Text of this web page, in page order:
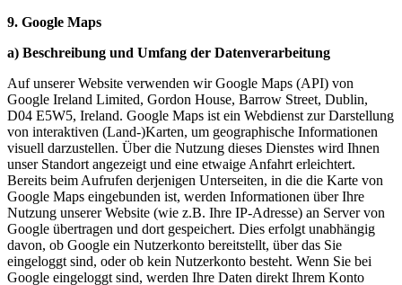
9. Google Maps
a) Beschreibung und Umfang der Datenverarbeitung
Auf unserer Website verwenden wir Google Maps (API) von
Google Ireland Limited, Gordon House, Barrow Street, Dublin,
D04 E5W5, Ireland. Google Maps ist ein Webdienst zur Darstellung
von interaktiven (Land-)Karten, um geographische Informationen
visuell darzustellen. Über die Nutzung dieses Dienstes wird Ihnen
unser Standort angezeigt und eine etwaige Anfahrt erleichtert.
Bereits beim Aufrufen derjenigen Unterseiten, in die die Karte von
Google Maps eingebunden ist, werden Informationen über Ihre
Nutzung unserer Website (wie z.B. Ihre IP-Adresse) an Server von
Google übertragen und dort gespeichert. Dies erfolgt unabhängig
davon, ob Google ein Nutzerkonto bereitstellt, über das Sie
eingeloggt sind, oder ob kein Nutzerkonto besteht. Wenn Sie bei
Google eingeloggt sind, werden Ihre Daten direkt Ihrem Konto